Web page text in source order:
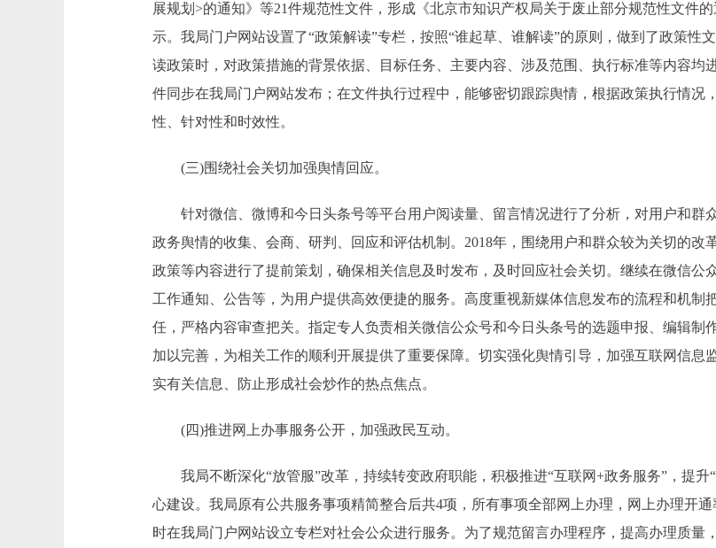
展规划>的通知》等21件规范性文件，形成《北京市知识产权局关于废止部分规范性文件
示。我局门户网站设置了“政策解读”专栏，按照“谁起草、谁解读”的原则，做到了政策性
读政策时，对政策措施的背景依据、目标任务、主要内容、涉及范围、执行标准等内容均
件同步在我局门户网站发布；在文件执行过程中，能够密切跟踪舆情，根据政策执行情况
性、针对性和时效性。
(三)围绕社会关切加强舆情回应。
针对微信、微博和今日头条号等平台用户阅读量、留言情况进行了分析，对用户和群
政务舆情的收集、会商、研判、回应和评估机制。2018年，围绕用户和群众较为关切的改
政策等内容进行了提前策划，确保相关信息及时发布，及时回应社会关切。继续在微信公
工作通知、公告等，为用户提供高效便捷的服务。高度重视新媒体信息发布的流程和机制
任，严格内容审查把关。指定专人负责相关微信公众号和今日头条号的选题申报、编辑制
加以完善，为相关工作的顺利开展提供了重要保障。切实强化舆情引导，加强互联网信息
实有关信息、防止形成社会炒作的热点焦点。
(四)推进网上办事服务公开，加强政民互动。
我局不断深化“放管服”改革，持续转变政府职能，积极推进“互联网+政务服务”，提升
心建设。我局原有公共服务事项精简整合后共4项，所有事项全部网上办理，网上办理开
时在我局门户网站设立专栏对社会公众进行服务。为了规范留言办理程序，提高办理质量